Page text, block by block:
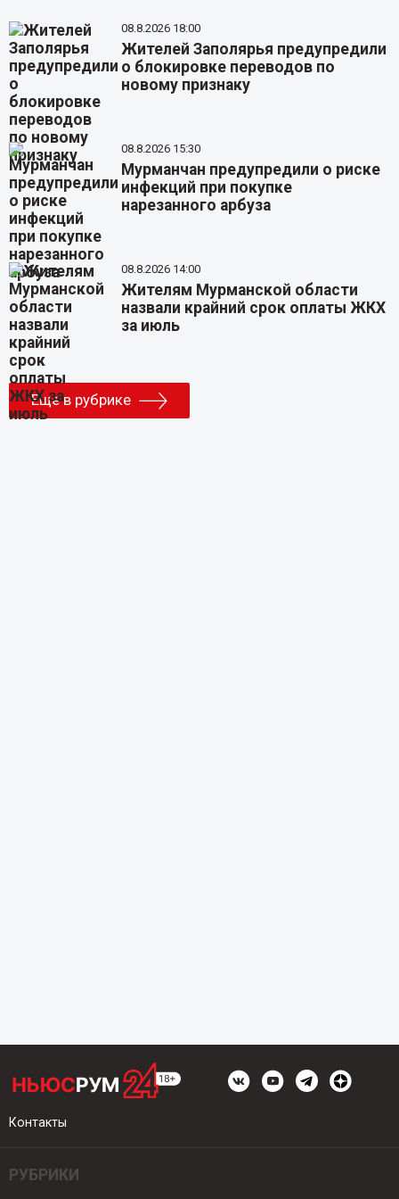
08.8.2026 18:00
Жителей Заполярья предупредили
о блокировке переводов по
новому признаку
08.8.2026 15:30
Мурманчан предупредили о риске
инфекций при покупке
нарезанного арбуза
08.8.2026 14:00
Жителям Мурманской области
назвали крайний срок оплаты ЖКХ
за июль
Еще в рубрике
Контакты
РУБРИКИ